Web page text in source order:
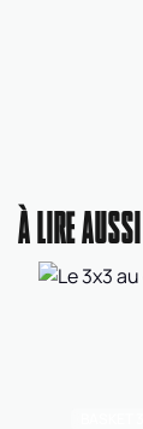
À LIRE AUSSI